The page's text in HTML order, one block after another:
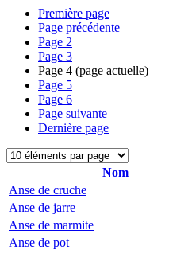
Première page
Page précédente
Page 2
Page 3
Page 4 (page actuelle)
Page 5
Page 6
Page suivante
Dernière page
Nom
Anse de cruche
Anse de jarre
Anse de marmite
Anse de pot